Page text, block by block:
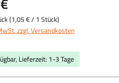
(1,05 €/ 1 Stück)
zzgl. Versandkosten
Lieferzeit: 1-3 Tage